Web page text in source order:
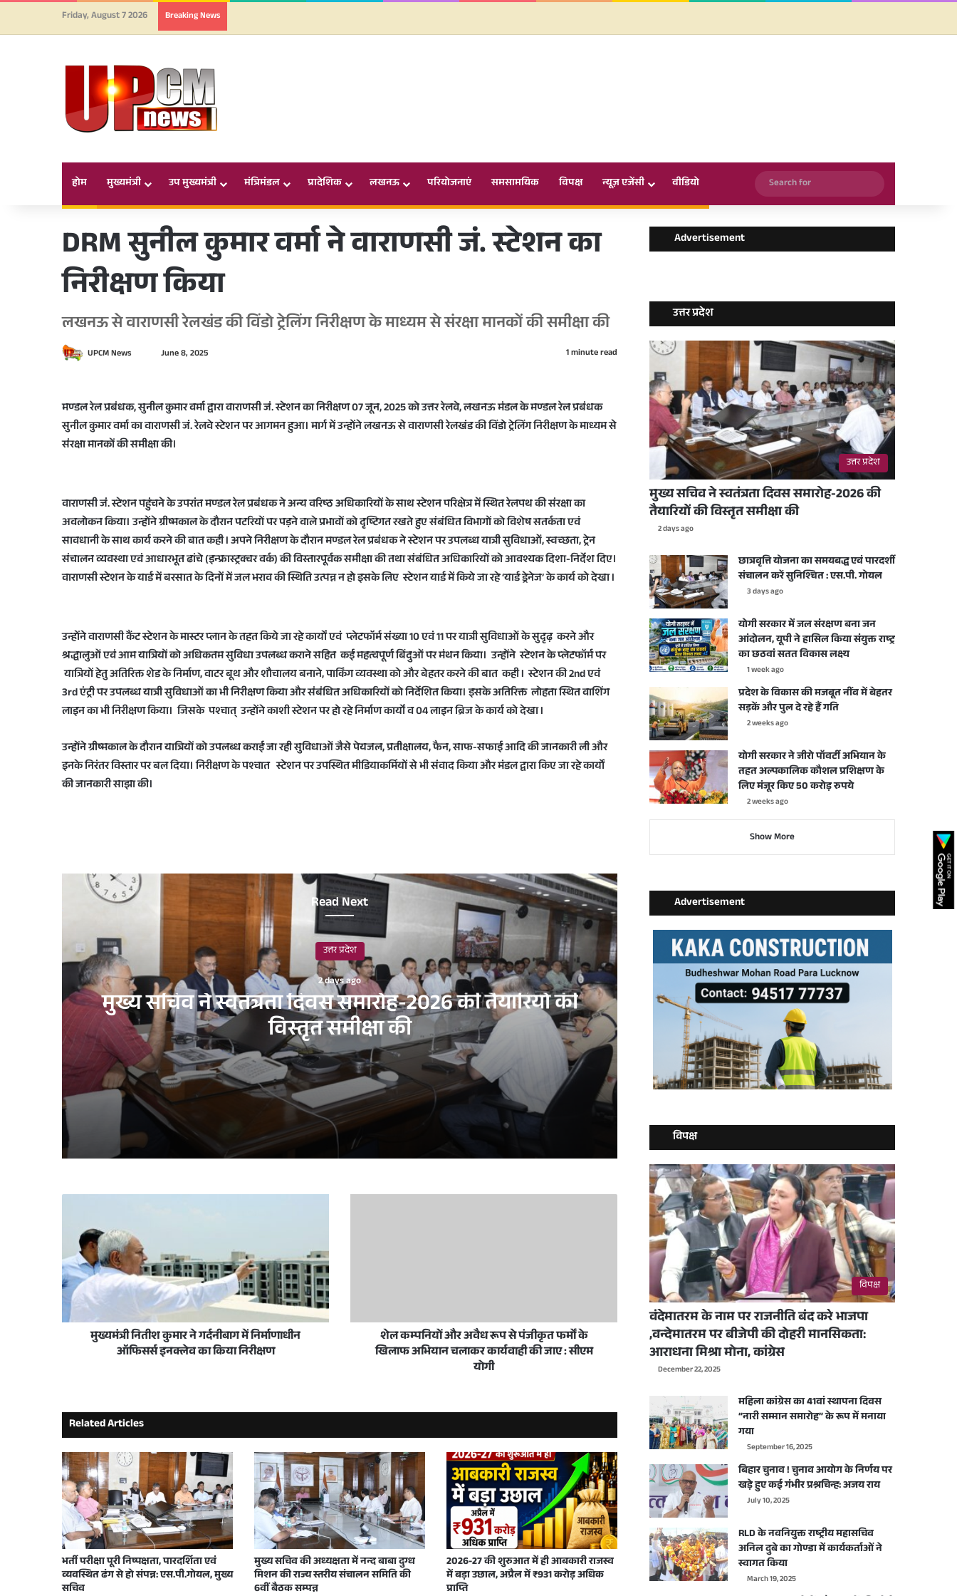
Friday, August 7 2026 Breaking News
होम मुख्यमंत्री उप मुख्यमंत्री मंत्रिमंडल प्रादेशिक लखनऊ परियोजनाएं समसामयिक विपक्ष न्यूज़ एजेंसी वीडियो
Search
for
DRM सुनील कुमार वर्मा ने वाराणसी जं. स्टेशन का
निरीक्षण किया
लखनऊ से वाराणसी रेलखंड की विंडो ट्रेलिंग निरीक्षण के माध्यम से संरक्षा मानकों की समीक्षा की
UPCM News
d
a
n
i
l
June 8, 2025 1 minute read
मण्डल रेल प्रबंधक, सुनील कुमार वर्मा द्वारा वाराणसी जं. स्टेशन का निरीक्षण 07 जून, 2025 को उत्तर रेलवे, लखनऊ मंडल के मण्डल रेल प्रबंधक
सुनील कुमार वर्मा का वाराणसी जं. रेलवे स्टेशन पर आगमन हुआ। मार्ग में उन्होंने लखनऊ से वाराणसी रेलखंड की विंडो ट्रेलिंग निरीक्षण के माध्यम से
संरक्षा मानकों की समीक्षा की।
वाराणसी जं. स्टेशन पहुंचने के उपरांत मण्डल रेल प्रबंधक ने अन्य वरिष्ठ अधिकारियों के साथ स्टेशन परिक्षेत्र में स्थित रेलपथ की संरक्षा का
अवलोकन किया। उन्होंने ग्रीष्मकाल के दौरान पटरियों पर पड़ने वाले प्रभावों को दृष्टिगत रखते हुए संबंधित विभागों को विशेष सतर्कता एवं
सावधानी के साथ कार्य करने की बात कही l अपने निरीक्षण के दौरान मण्डल रेल प्रबंधक ने स्टेशन पर उपलब्ध यात्री सुविधाओं, स्वच्छता, ट्रेन
संचालन व्यवस्था एवं आधारभूत ढांचे (इन्फ्रास्ट्रक्चर वर्क) की विस्तारपूर्वक समीक्षा की तथा संबंधित अधिकारियों को आवश्यक दिशा-निर्देश दिए।
वाराणसी स्टेशन के यार्ड में बरसात के दिनों में जल भराव की स्थिति उत्पन्न न हो इसके लिए स्टेशन यार्ड में किये जा रहे ‘यार्ड ड्रेनेज’ के कार्य को देखा l
उन्होंने वाराणसी कैंट स्टेशन के मास्टर प्लान के तहत किये जा रहे कार्यों एवं प्लेटफॉर्म संख्या 10 एवं 11 पर यात्री सुविधाओं के सुदृढ़ करने और
श्रद्धालुओं एवं आम यात्रियों को अधिकतम सुविधा उपलब्ध कराने सहित कई महत्वपूर्ण बिंदुओं पर मंथन किया। उन्होंने स्टेशन के प्लेटफॉर्म पर
यात्रियों हेतु अतिरिक्त शेड के निर्माण, वाटर बूथ और शौचालय बनाने, पार्किंग व्यवस्था को और बेहतर करने की बात कही l स्टेशन की 2nd एवं
3rd एंट्री पर उपलब्ध यात्री सुविधाओं का भी निरीक्षण किया और संबंधित अधिकारियों को निर्देशित किया। इसके अतिरिक्त लोहता स्थित वाशिंग
लाइन का भी निरीक्षण किया। जिसके पश्चात् उन्होंने काशी स्टेशन पर हो रहे निर्माण कार्यों व 04 लाइन ब्रिज के कार्य को देखा l
उन्होंने ग्रीष्मकाल के दौरान यात्रियों को उपलब्ध कराई जा रही सुविधाओं जैसे पेयजल, प्रतीक्षालय, फैन, साफ-सफाई आदि की जानकारी ली और
इनके निरंतर विस्तार पर बल दिया। निरीक्षण के पश्चात स्टेशन पर उपस्थित मीडियाकर्मियों से भी संवाद किया और मंडल द्वारा किए जा रहे कार्यों
की जानकारी साझा की।
Read Next
उत्तर प्रदेश
2 days ago
मुख्य सचिव ने स्वतंत्रता दिवस समारोह-2026 की तैयारियों की
विस्तृत समीक्षा की
2 days ago
मुख्य सचिव ने स्वतंत्रता दिवस समारोह-2026 की तैयारियों की विस्तृत समीक्षा की
3 days ago
1 week ago
योगी सरकार में जल संरक्षण बना जन आंदोलन, यूपी ने हासिल किया संयुक्त राष्ट्र का छठवां सतत विकास लक्ष्य
2 weeks ago
2 weeks ago
योगी सरकार ने जीरो पॉवर्टी अभियान के तहत अल्पकालिक कौशल प्रशिक्षण के लिए मंजूर किए 50 करोड़ रुपये
3 weeks ago
उत्तर प्रदेश में भविष्य की तकनीकी शिक्षा को नई उड़ान, पहले ग्रीन स्किल्स एवं एप्लाइड एआई सेंटर का शुभारंभ’
June 22, 2026
मुख्यमंत्री नितीश कुमार ने गर्दनीबाग में निर्माणाधीन
ऑफिसर्स इनक्लेव का किया निरीक्षण
शेल कम्पनियों और अवैध रूप से पंजीकृत फर्मों के
खिलाफ अभियान चलाकर कार्यवाही की जाए : सीएम
योगी
Related Articles
भर्ती परीक्षा पूरी निष्पक्षता, पारदर्शिता एवं
व्यवस्थित ढंग से हो संपन्न: एस.पी.गोयल, मुख्य
सचिव
मुख्य सचिव की अध्यक्षता में नन्द बाबा दुग्ध
मिशन की राज्य स्तरीय संचालन समिति की
6वीं बैठक सम्पन्न
2026-27 की शुरुआत में ही आबकारी राजस्व
में बड़ा उछाल, अप्रैल में ₹931 करोड़ अधिक
प्राप्ति
Advertisement
उत्तर प्रदेश
उत्तर प्रदेश
मुख्य सचिव ने स्वतंत्रता दिवस समारोह-2026 की
तैयारियों की विस्तृत समीक्षा की
2 days ago
छात्रवृत्ति योजना का समयबद्ध एवं पारदर्शी
संचालन करें सुनिश्चित : एस.पी. गोयल
3 days ago
योगी सरकार में जल संरक्षण बना जन
आंदोलन, यूपी ने हासिल किया संयुक्त राष्ट्र
का छठवां सतत विकास लक्ष्य
1 week ago
प्रदेश के विकास की मजबूत नींव में बेहतर
सड़कें और पुल दे रहे हैं गति
2 weeks ago
योगी सरकार ने जीरो पॉवर्टी अभियान के
तहत अल्पकालिक कौशल प्रशिक्षण के
लिए मंजूर किए 50 करोड़ रुपये
2 weeks ago
Show More
Advertisement
विपक्ष
विपक्ष
वंदेमातरम के नाम पर राजनीति बंद करे भाजपा
,वन्देमातरम पर बीजेपी की दोहरी मानसिकता:
आराधना मिश्रा मोना, कांग्रेस
December 22, 2025
महिला कांग्रेस का 41वां स्थापना दिवस
“नारी सम्मान समारोह” के रूप में मनाया
गया
September 16, 2025
बिहार चुनाव ! चुनाव आयोग के निर्णय पर
खड़े हुए कई गंभीर प्रश्नचिन्ह: अजय राय
July 10, 2025
RLD के नवनियुक्त राष्ट्रीय महासचिव
अनिल दुबे का गोण्डा में कार्यकर्ताओं ने
स्वागत किया
March 19, 2025